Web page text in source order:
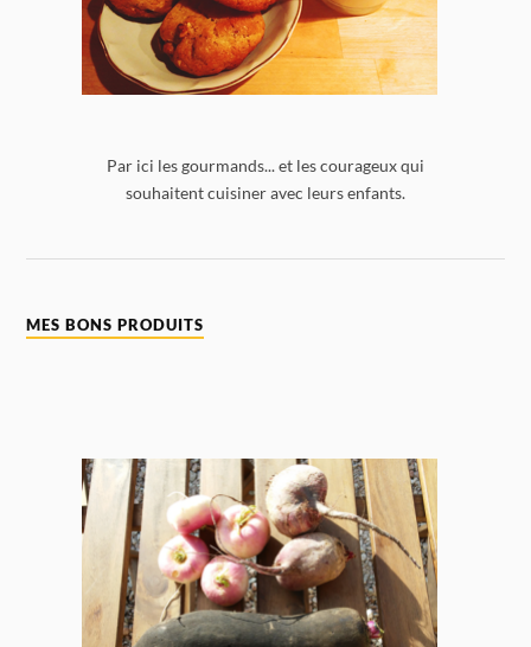
Par ici les gourmands... et les courageux qui
souhaitent cuisiner avec leurs enfants.
MES BONS PRODUITS